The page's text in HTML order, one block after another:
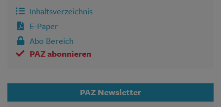
Inhaltsverzeichnis
E-Paper
Abo Bereich
PAZ abonnieren
PAZ Newsletter